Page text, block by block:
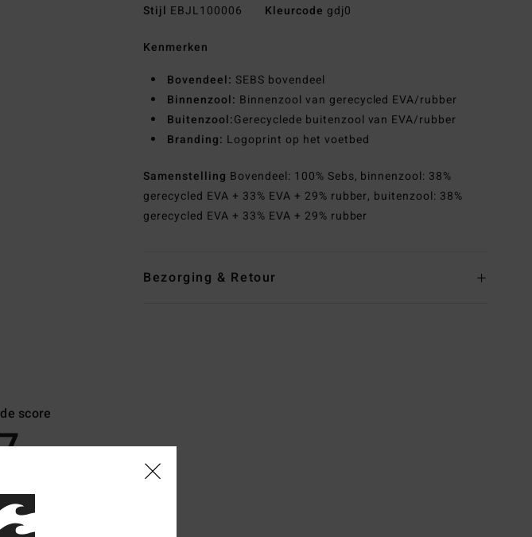
Stijl EBJL100006 Kleurcode gdj0
Kenmerken
Bovendeel: SEBS bovendeel
Binnenzool: Binnenzool van gerecycled EVA/rubber
Buitenzool:Gerecyclede buitenzool van EVA/rubber
Branding: Logoprint op het voetbed
Samenstelling Bovendeel: 100% Sebs, binnenzool: 38%
gerecycled EVA + 33% EVA + 29% rubber, buitenzool: 38%
gerecycled EVA + 33% EVA + 29% rubber
Bezorging & Retour
score
bevelen dit product aan